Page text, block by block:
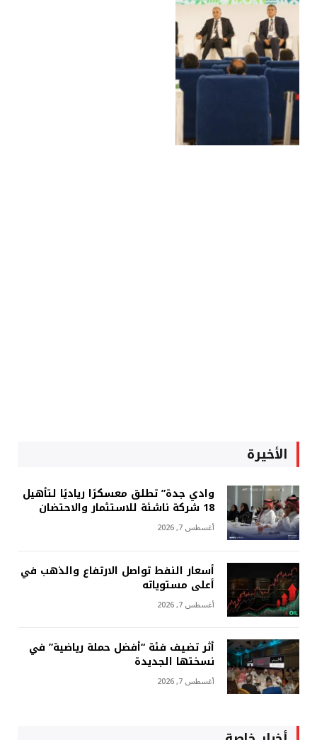
الأخيرة
وادي جدة” تطلق معسكرًا رياديًا لتأهيل
18 شركة ناشئة للاستثمار والاحتضان
أغسطس 7, 2026
أسعار النفط تواصل الارتفاع والذهب في
أعلى مستوياته
أغسطس 7, 2026
أثر تضيف فئة “أفضل حملة رياضية” في
نسختها الجديدة
أغسطس 7, 2026